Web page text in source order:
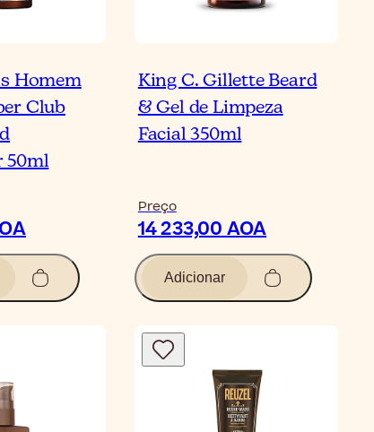
Homem
Club
50ml
King C. Gillette Beard
& Gel de Limpeza
Facial 350ml
Preço
14 233,00 AOA
Adicionar